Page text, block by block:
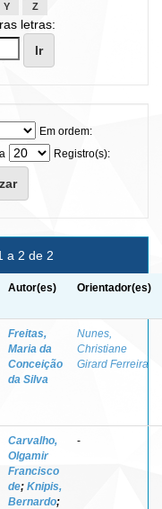
Y Z
letras:
Em ordem:
Registro(s):
a 2 de 2
Autor(es) Orientador(es)
Freitas,
Maria da
Conceição
da Silva
Nunes,
Christiane
Girard Ferreira
Carvalho,
Olgamir
Francisco
de; Knipis,
Bernardo;
-